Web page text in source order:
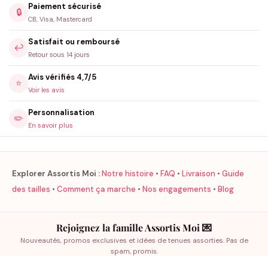
🔒
Paiement sécurisé
CB, Visa, Mastercard
↩️
Satisfait ou remboursé
Retour sous 14 jours
⭐
Avis vérifiés 4,7/5
Voir les avis
✏️
Personnalisation
En savoir plus
Explorer Assortis Moi :Notre histoire • FAQ • Livraison • Guide
des tailles • Comment ça marche • Nos engagements • Blog
Rejoignez la famille Assortis Moi 💌
Nouveautés, promos exclusives et idées de tenues assorties. Pas de
spam, promis.